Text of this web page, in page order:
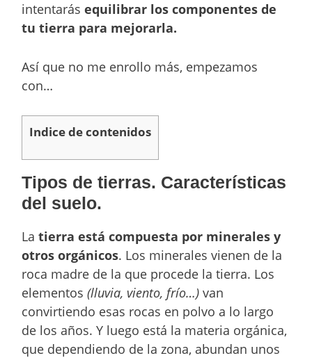
intentarásequilibrar los componentes de
tu tierra para mejorarla.
Así que no me enrollo más, empezamos
con…
Indice de contenidos
Tipos de tierras. Características
del suelo.
La tierra está compuesta por minerales y
otros orgánicos. Los minerales vienen de la
roca madre de la que procede la tierra. Los
elementos(lluvia, viento, frío…) van
convirtiendo esas rocas en polvo a lo largo
de los años. Y luego está la materia orgánica,
que dependiendo de la zona, abundan unos